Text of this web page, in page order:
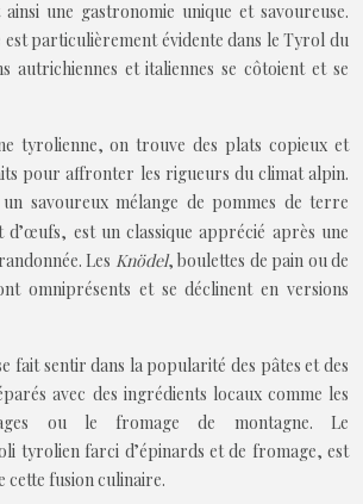
une gastronomie unique et savoureuse.
particulièrement évidente dans le Tyrol du
autrichiennes et italiennes se côtoient et se
tyrolienne, on trouve des plats copieux et
pour affronter les rigueurs du climat alpin.
savoureux mélange de pommes de terre
d’œufs, est un classique apprécié après une
Les Knödel, boulettes de pain ou de
omniprésents et se déclinent en versions
fait sentir dans la popularité des pâtes et des
avec des ingrédients locaux comme les
ou le fromage de montagne. Le
tyrolien farci d’épinards et de fromage, est
cette fusion culinaire.